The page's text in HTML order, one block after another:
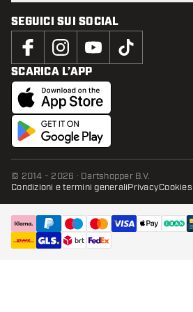
SEGUICI SUI SOCIAL
SCARICA L’APP
© 2014 - 2026 · Dartshopper B.V.
Condizioni e termini generaliPrivacyCookies